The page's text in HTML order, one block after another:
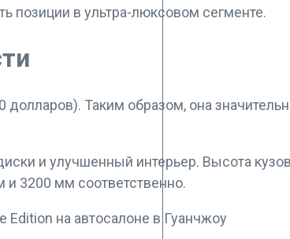
позиции в ультра-люксовом сегменте.
Таким образом, она
и улучшенный интерьер. Высота
3200 мм соответственно.